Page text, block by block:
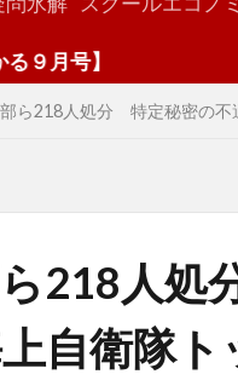
ら218人処分 特定秘密の不
218人
自衛隊ト